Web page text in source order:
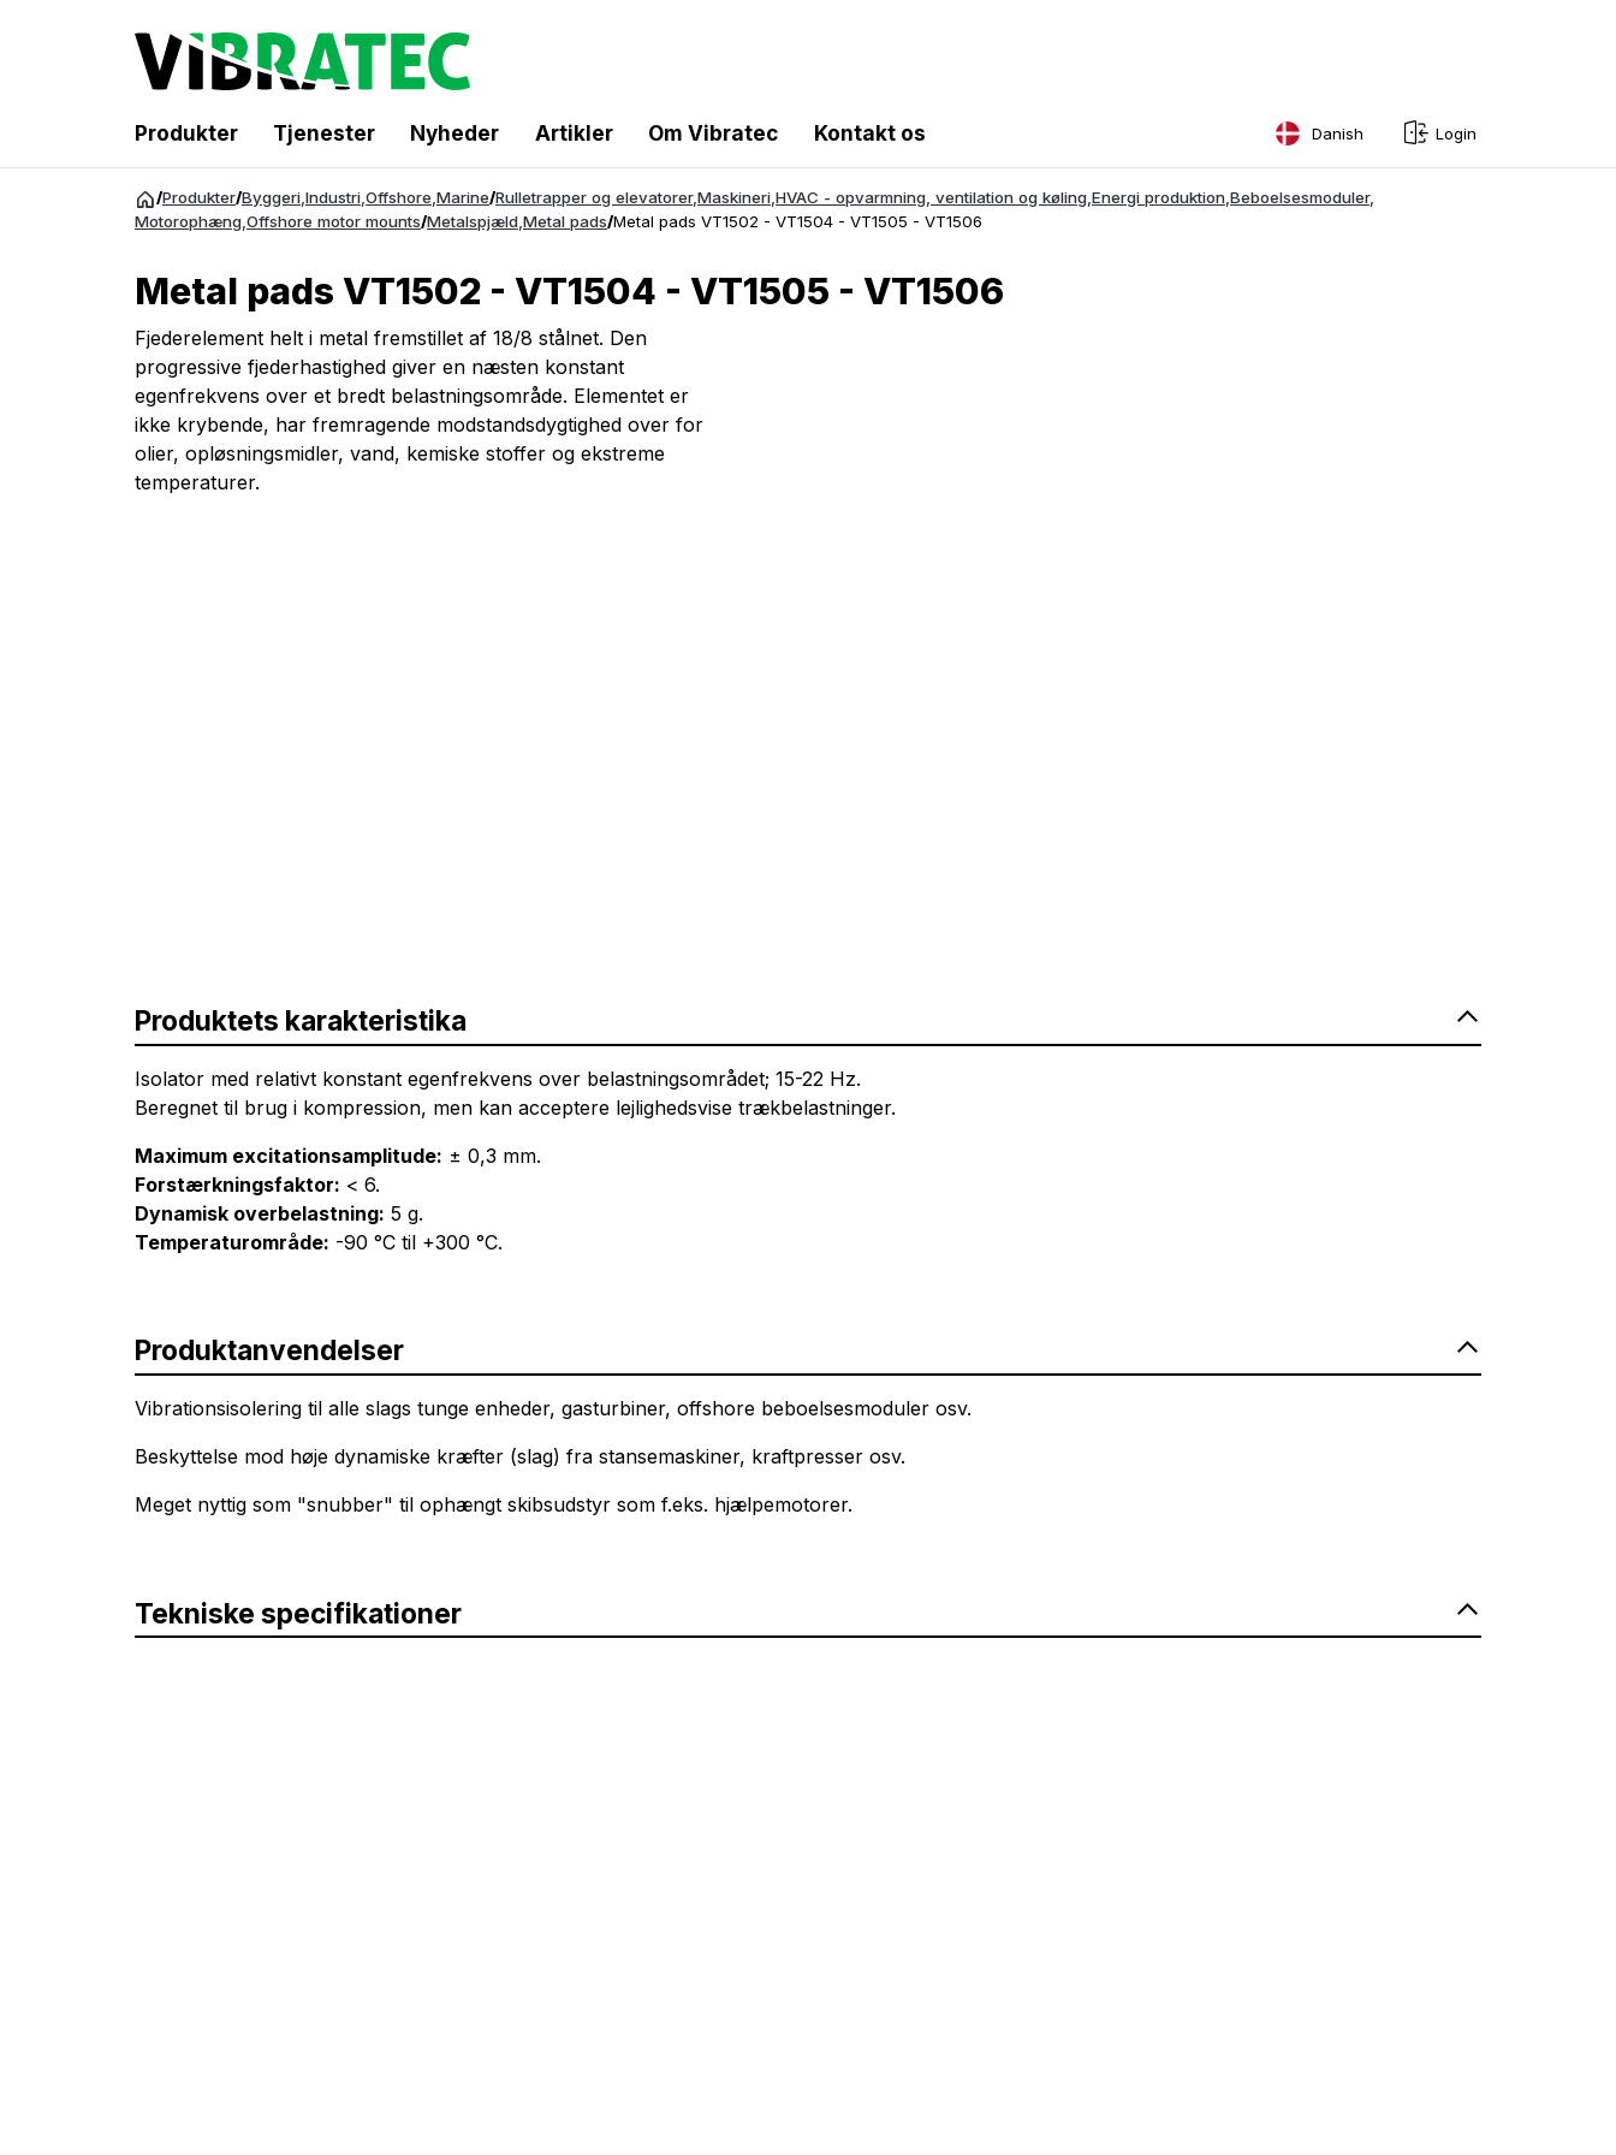
Produkter Tjenester Nyheder Artikler Om Vibratec Kontakt os Danish Login
/Produkter/Byggeri,Industri,Offshore,Marine/Rulletrapper og elevatorer,Maskineri,HVAC - opvarmning, ventilation og køling,Energi produktion,Beboelsesmoduler,
Motorophæng Offshore motor mounts/Metalspjæld Metal pads/Metal pads VT1502 - VT1504 - VT1505 - VT1506
Metal pads VT1502 - VT1504 - VT1505 - VT1506
Fjederelement helt i metal fremstillet af 18/8 stålnet. Den
progressive fjederhastighed giver en næsten konstant
egenfrekvens over et bredt belastningsområde. Elementet er
ikke krybende, har fremragende modstandsdygtighed over for
olier, opløsningsmidler, vand, kemiske stoffer og ekstreme
temperaturer.
Produktets karakteristika
Isolator med relativt konstant egenfrekvens over belastningsområdet; 15-22 Hz.
Beregnet til brug i kompression, men kan acceptere lejlighedsvise trækbelastninger.
Maximum excitationsamplitude: ± 0,3 mm.
Forstærkningsfaktor: < 6.
Dynamisk overbelastning: 5 g.
Temperaturområde: -90 °C til +300 °C.
Produktanvendelser
Vibrationsisolering til alle slags tunge enheder, gasturbiner, offshore beboelsesmoduler osv.
Beskyttelse mod høje dynamiske kræfter (slag) fra stansemaskiner, kraftpresser osv.
Meget nyttig som "snubber" til ophængt skibsudstyr som f.eks. hjælpemotorer.
Tekniske specifikationer